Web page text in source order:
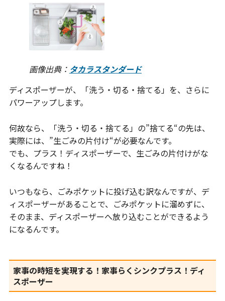
画像出典： タカラスタンダード
ディスポーザーが、「洗う・切る・捨てる」を、さらに
パワーアップします。
何故なら、「洗う・切る・捨てる」の”捨てる“の先は、
実際には、”生ごみの片付け“が必要なんです。
でも、プラス！ディスポーザーで、生ごみの片付けがな
くなるんですね！
いつもなら、ごみポケットに投げ込む訳なんですが、デ
ィスポーザーがあることで、ごみポケットに溜めずに、
そのまま、ディスポーザーへ放り込むことができるよう
になるんです。
家事の時短を実現する！家事らくシンクプラス！ディ
スポーザー